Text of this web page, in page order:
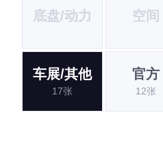
底盘/动力 空间
车展/其他
17张
官方
12张